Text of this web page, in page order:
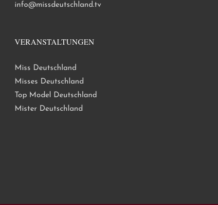
info@missdeutschland.tv
VERANSTALTUNGEN
Miss Deutschland
Misses Deutschland
Top Model Deutschland
Mister Deutschland